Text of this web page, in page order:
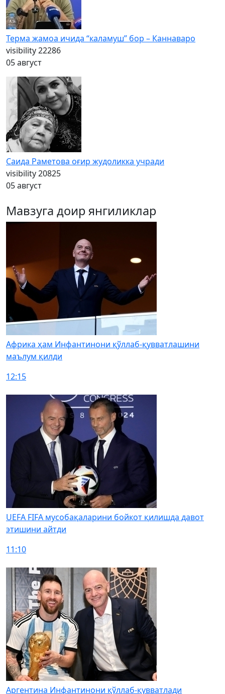
Терма жамоа ичида “каламуш” бор – Каннаваро
visibility22286
05 август
Саида Раметова оғир жудоликка учради
visibility20825
05 август
Мавзуга доир янгиликлар
Африка ҳам Инфантинони қўллаб-қувватлашини
маълум қилди
12:15
UEFA FIFA мусобақаларини бойкот қилишда давот
этишини айтди
11:10
Аргентина Инфантинони қўллаб-қувватлади